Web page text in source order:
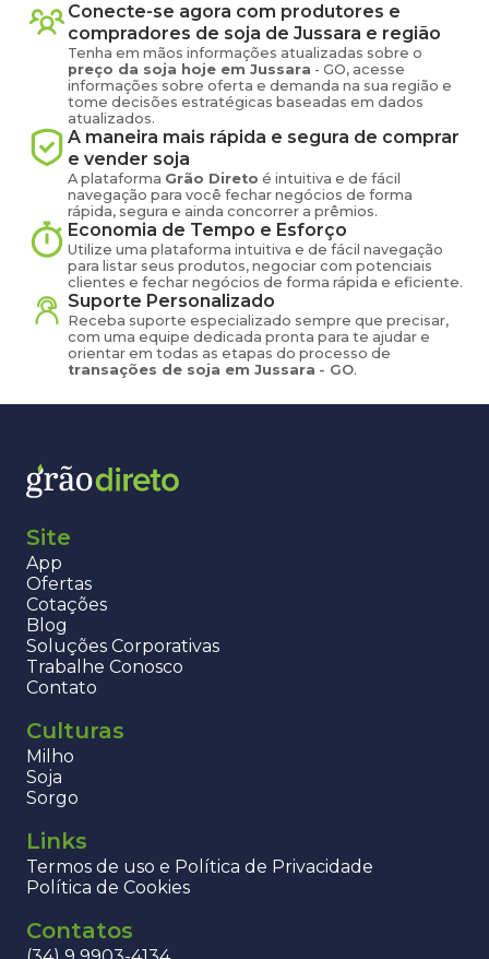
Conecte-se agora com produtores e
compradores de soja de Jussara e região
Tenha em mãos informações atualizadas sobre o
preço da soja hoje em Jussara - GO, acesse
informações sobre oferta e demanda na sua região e
tome decisões estratégicas baseadas em dados
atualizados.
A maneira mais rápida e segura de comprar
e vender soja
A plataforma Grão Direto é intuitiva e de fácil
navegação para você fechar negócios de forma
rápida, segura e ainda concorrer a prêmios.
Economia de Tempo e Esforço
Utilize uma plataforma intuitiva e de fácil navegação
para listar seus produtos, negociar com potenciais
clientes e fechar negócios de forma rápida e eficiente.
Suporte Personalizado
Receba suporte especializado sempre que precisar,
com uma equipe dedicada pronta para te ajudar e
orientar em todas as etapas do processo de
transações de soja em Jussara - GO.
Site
App
Ofertas
Cotações
Blog
Soluções Corporativas
Trabalhe Conosco
Contato
Culturas
Milho
Soja
Sorgo
Links
Termos de uso e Política de Privacidade
Política de Cookies
Contatos